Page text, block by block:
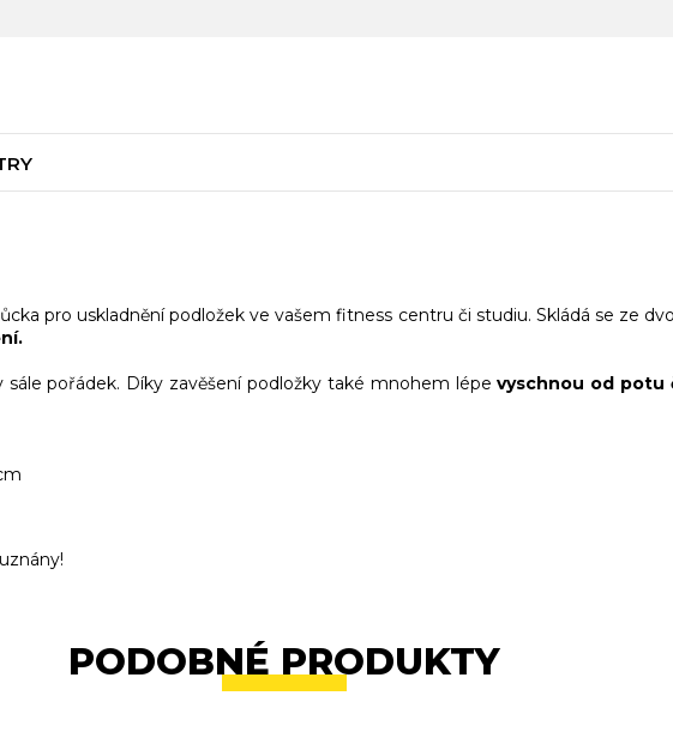
pro uskladnění podložek ve vašem fitness centru či studiu. Skládá se ze
pořádek. Díky zavěšení podložky také mnohem lépevyschnou od potu
PODOBNÉ PRODUKTY